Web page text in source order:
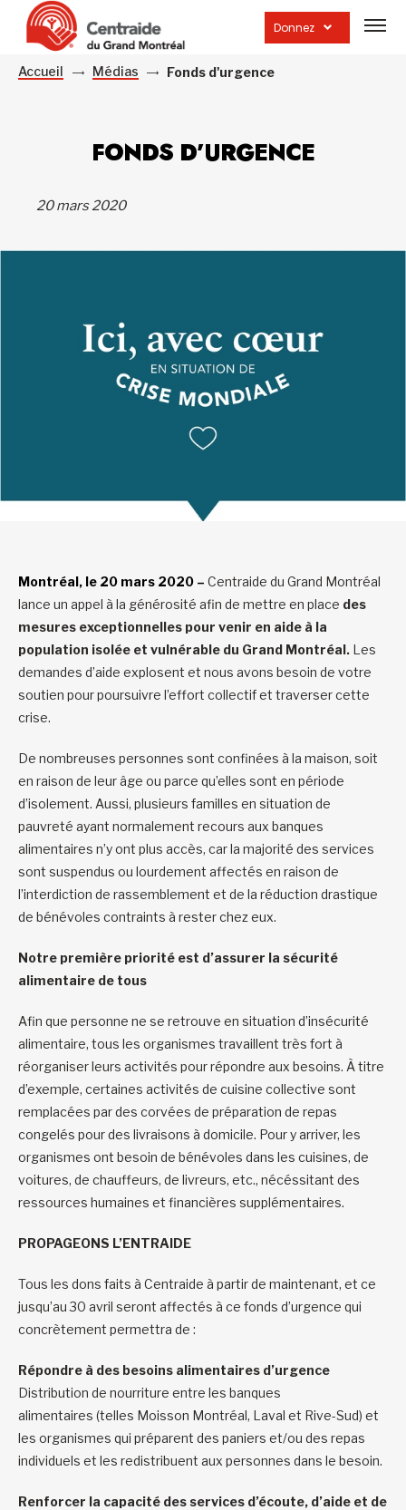
Donnez
la
Accueil Médias Fonds d'urgence
FONDS D’URGENCE
20 mars 2020
Montréal, le 20 mars 2020 – Centraide du Grand Montréal
lance un appel à la générosité afin de mettre en place des
mesures exceptionnelles pour venir en aide à la
population isolée et vulnérable du Grand Montréal. Les
demandes d’aide explosent et nous avons besoin de votre
soutien pour poursuivre l’effort collectif et traverser cette
crise.
De nombreuses personnes sont confinées à la maison, soit
en raison de leur âge ou parce qu’elles sont en période
d’isolement. Aussi, plusieurs familles en situation de
pauvreté ayant normalement recours aux banques
alimentaires n’y ont plus accès, car la majorité des services
sont suspendus ou lourdement affectés en raison de
l’interdiction de rassemblement et de la réduction drastique
de bénévoles contraints à rester chez eux.
Notre première priorité est d’assurer la sécurité
alimentaire de tous
Afin que personne ne se retrouve en situation d’insécurité
alimentaire, tous les organismes travaillent très fort à
réorganiser leurs activités pour répondre aux besoins. À titre
d’exemple, certaines activités de cuisine collective sont
remplacées par des corvées de préparation de repas
congelés pour des livraisons à domicile. Pour y arriver, les
organismes ont besoin de bénévoles dans les cuisines, de
voitures, de chauffeurs, de livreurs, etc., nécéssitant des
ressources humaines et financières supplémentaires.
PROPAGEONS L’ENTRAIDE
Tous les dons faits à Centraide à partir de maintenant, et ce
jusqu’au 30 avril seront affectés à ce fonds d’urgence qui
concrètement permettra de :
Répondre à des besoins alimentaires d’urgence
Distribution de nourriture entre les banques
alimentaires (telles Moisson Montréal, Laval et Rive-Sud) et
les organismes qui préparent des paniers et/ou des repas
individuels et les redistribuent aux personnes dans le besoin.
Renforcer la capacité des services d’écoute, d’aide et de